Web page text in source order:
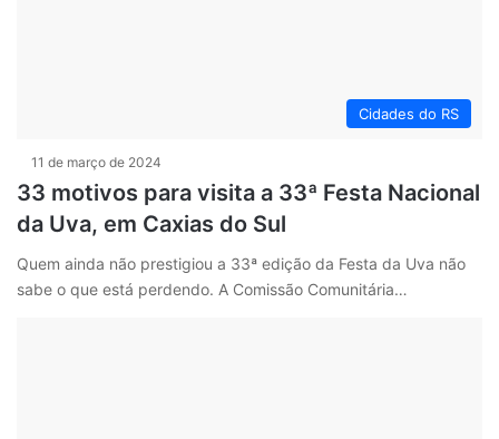
Cidades do RS
11 de março de 2024
33 motivos para visita a 33ª Festa Nacional
da Uva, em Caxias do Sul
Quem ainda não prestigiou a 33ª edição da Festa da Uva não
sabe o que está perdendo. A Comissão Comunitária…